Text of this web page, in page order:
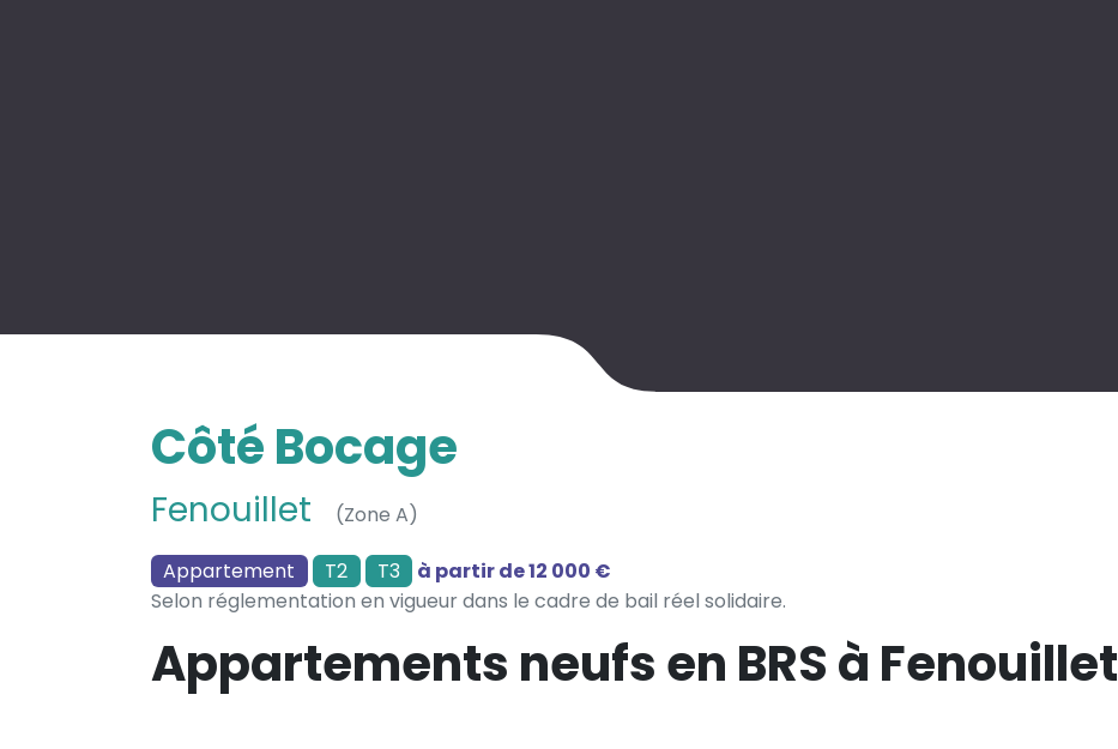
Côté Bocage
Fenouillet (Zone A)
Appartement T2 T3
à partir de 12 000 €
Selon réglementation en vigueur dans le cadre de bail réel solidaire.
Appartements neufs en BRS à Fenouillet